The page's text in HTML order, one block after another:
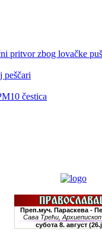
pritvor zbog lovačke
peščari
čestica